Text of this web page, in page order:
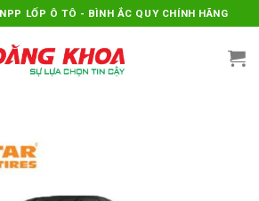
LỐP Ô TÔ - BÌNH ẮC QUY CHÍNH HÃNG